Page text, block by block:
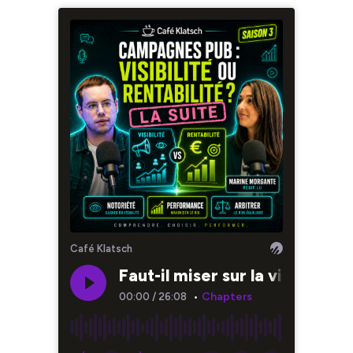
Café Klatsch
Faut-il miser sur la visibilité
00:00 / 26:08 • Chapters